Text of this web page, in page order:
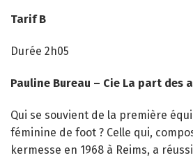
Tarif B
Durée 2h05
Pauline Bureau – Cie La part des
Qui se souvient de la première
féminine de foot ? Celle qui,
kermesse en 1968 à Reims, a